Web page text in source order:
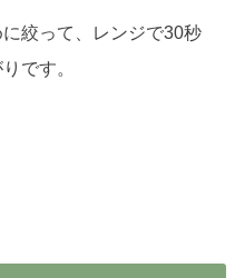
絞って、レンジで30秒
です。